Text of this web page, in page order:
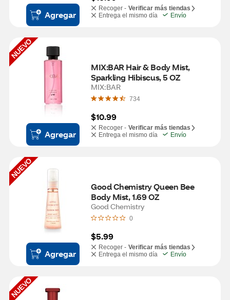
Agregar
Recoger - Verificar más tiendas
Entrega el mismo día
Envío
NUEVO
Agregar
MIX:BAR Hair & Body Mist,
Sparkling Hibiscus, 5 OZ
MIX:BAR
734
$10.99
Recoger - Verificar más tiendas
Entrega el mismo día
Envío
NUEVO
Agregar
Good Chemistry Queen Bee
Body Mist, 1.69 OZ
Good Chemistry
0
$5.99
Recoger - Verificar más tiendas
Entrega el mismo día
Envío
NUEVO